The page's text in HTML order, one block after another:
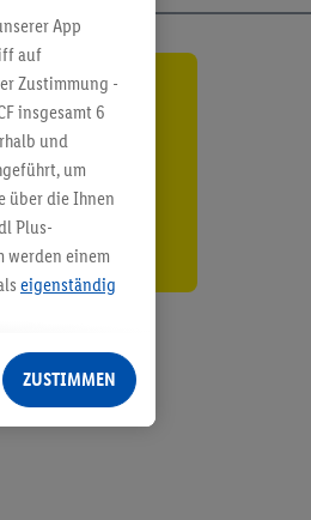
App
auf
Zustimmung -
insgesamt 6
und
um
über die Ihnen
Plus-
werden einem
eigenständig
Ihr
Ihre
Speichern von
ZUSTIMMEN